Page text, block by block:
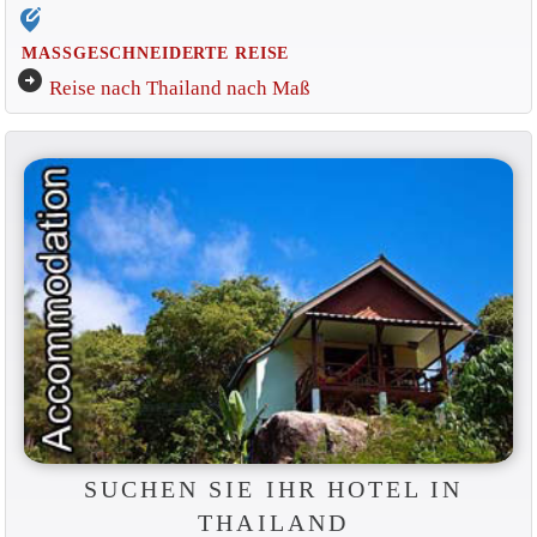
edit_location_alt
MASSGESCHNEIDERTE REISE
arrow_circle_right Reise nach Thailand nach Maß
SUCHEN SIE IHR HOTEL IN
THAILAND